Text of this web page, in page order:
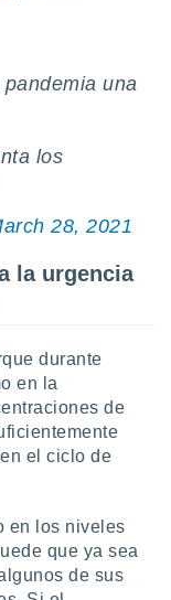
una
los
28, 2021
la urgencia
durante
en la
de
el ciclo de
en los niveles
que ya sea
de sus